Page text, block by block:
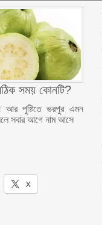
সময় কোনটি?
আর পুষ্টিতে ভরপুর এমন
সবার আগে নাম আসে
X